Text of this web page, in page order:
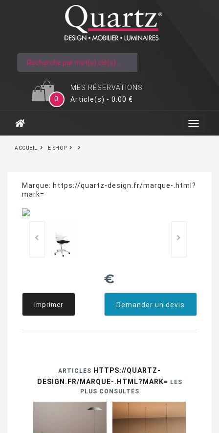
MES RÉSERVATIONS
0
Article(s) - 0.00 €
ACCUEIL E-SHOP
Marque: https://quartz-design.fr/marque-.html?
mark=
€
Demander un devis
Imprimer
ARTICLES HTTPS://QUARTZ-
DESIGN.FR/MARQUE-.HTML?MARK= LES
PLUS CONSULTÉS